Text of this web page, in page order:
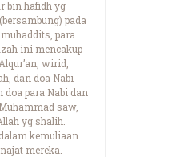
bin hafidh yg
pada
para
ini mencakup
wirid,
dan doa Nabi
para Nabi dan
saw,
yg shalih.
kemuliaan
mereka.